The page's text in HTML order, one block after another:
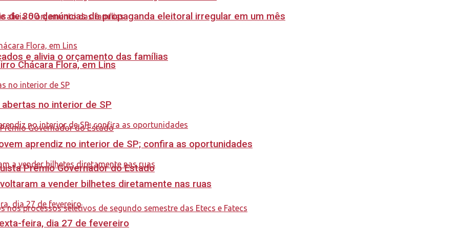
e alivia o orçamento das famílias
Prêmio Governador do Estado
300 denúncias de propaganda eleitoral irregular em um mês
Chácara Flora, em Lins
no interior de SP
aprendiz no interior de SP; confira as oportunidades
a vender bilhetes diretamente nas ruas
feira, dia 27 de fevereiro